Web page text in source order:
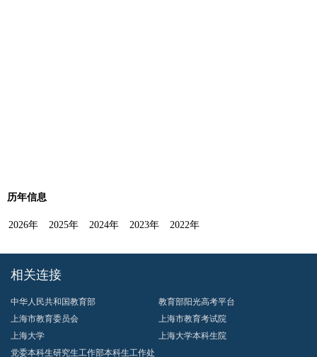
历年信息
2026年 2025年 2024年 2023年 2022年
相关连接
中华人民共和国教育部
教育部阳光高考平台
上海市教育委员会
上海市教育考试院
上海大学
上海大学本科生院
党委本科生研究生工作部本科生工作处